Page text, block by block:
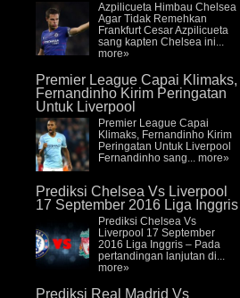
Azpilicueta Himbau Chelsea
Agar Tidak Remehkan
Frankfurt Cesar Azpilicueta
sang kapten Chelsea ini...
more»
Premier League Capai Klimaks,
Fernandinho Kirim Peringatan
Untuk Liverpool
Premier League Capai
Klimaks, Fernandinho Kirim
Peringatan Untuk Liverpool
Fernandinho sang... more»
Prediksi Chelsea Vs Liverpool
17 September 2016 Liga Inggris
Prediksi Chelsea Vs
Liverpool 17 September
2016 Liga Inggris – Pada
pertandingan lanjutan di...
more»
Prediksi Real Madrid Vs